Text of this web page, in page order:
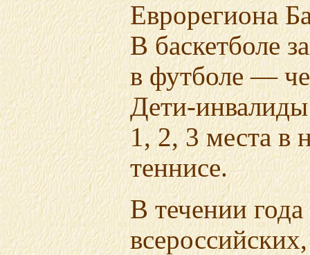
Еврорегиона
В баскетболе
в футболе —
Дети-инвалиды
1, 2, 3 местав
теннисе.
В течении